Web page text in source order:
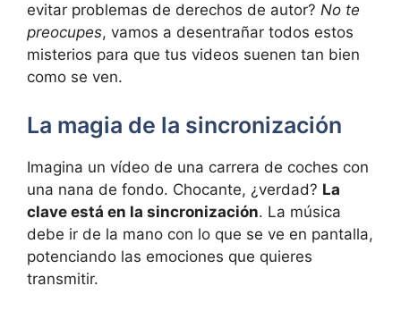
evitar problemas de derechos de autor? No te
preocupes, vamos a desentrañar todos estos
misterios para que tus videos suenen tan bien
como se ven.
La magia de la sincronización
Imagina un vídeo de una carrera de coches con
una nana de fondo. Chocante, ¿verdad? La
clave está en la sincronización. La música
debe ir de la mano con lo que se ve en pantalla,
potenciando las emociones que quieres
transmitir.